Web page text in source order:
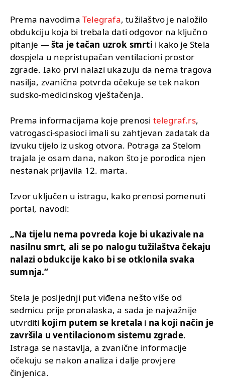
Prema navodima Telegrafa, tužilaštvo je naložilo
obdukciju koja bi trebala dati odgovor na ključno
pitanje —šta je tačan uzrok smrti i kako je Stela
dospjela u nepristupačan ventilacioni prostor
zgrade. Iako prvi nalazi ukazuju da nema tragova
nasilja, zvanična potvrda očekuje se tek nakon
sudsko-medicinskog vještačenja.
Prema informacijama koje prenosi telegraf.rs,
vatrogasci-spasioci imali su zahtjevan zadatak da
izvuku tijelo iz uskog otvora. Potraga za Stelom
trajala je osam dana, nakon što je porodica njen
nestanak prijavila 12. marta.
Izvor uključen u istragu, kako prenosi pomenuti
portal, navodi:
„Na tijelu nema povreda koje bi ukazivale na
nasilnu smrt, ali se po nalogu tužilaštva čekaju
nalazi obdukcije kako bi se otklonila svaka
sumnja.“
Stela je posljednji put viđena nešto više od
sedmicu prije pronalaska, a sada je najvažnije
utvrditi kojim putem se kretala i na koji način je
završila u ventilacionom sistemu zgrade.
Istraga se nastavlja, a zvanične informacije
očekuju se nakon analiza i dalje provjere
činjenica.